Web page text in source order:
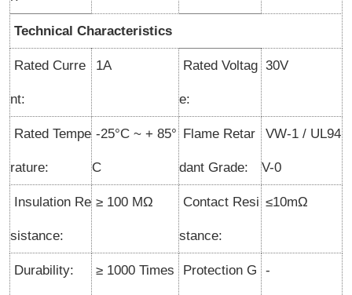
Technical Characteristics
Rated Curre
nt:
1A Rated Voltag
e:
30V
Rated Tempe
rature:
-25°C ~ + 85°
C
Flame Retar
dant Grade:
VW-1 / UL94
V-0
Insulation Re
sistance:
≥ 100 MΩ Contact Resi
stance:
≤10mΩ
Durability: ≥ 1000 Times Protection G -